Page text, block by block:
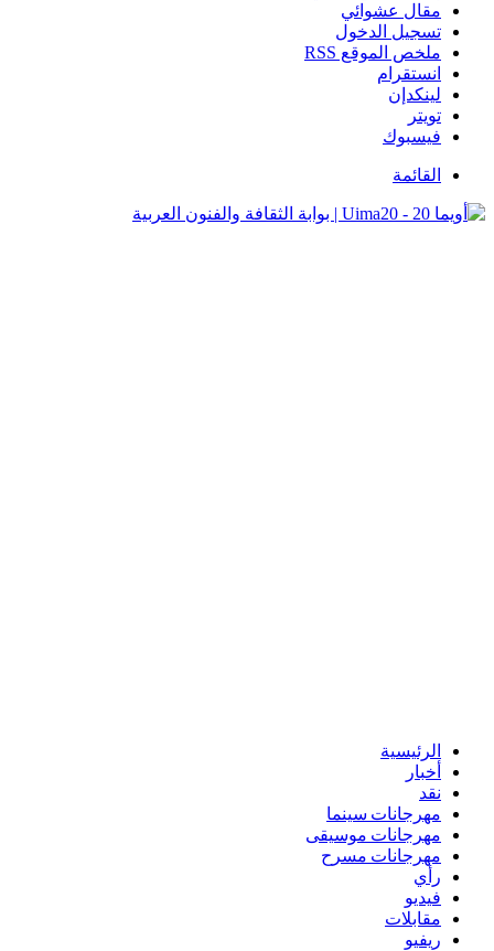
مقال عشوائي
تسجيل الدخول
ملخص الموقع RSS
انستقرام
لينكدإن
تويتر
فيسبوك
القائمة
الرئيسية
أخبار
نقد
مهرجانات سينما
مهرجانات موسيقى
مهرجانات مسرح
رأي
فيديو
مقابلات
ريفيو